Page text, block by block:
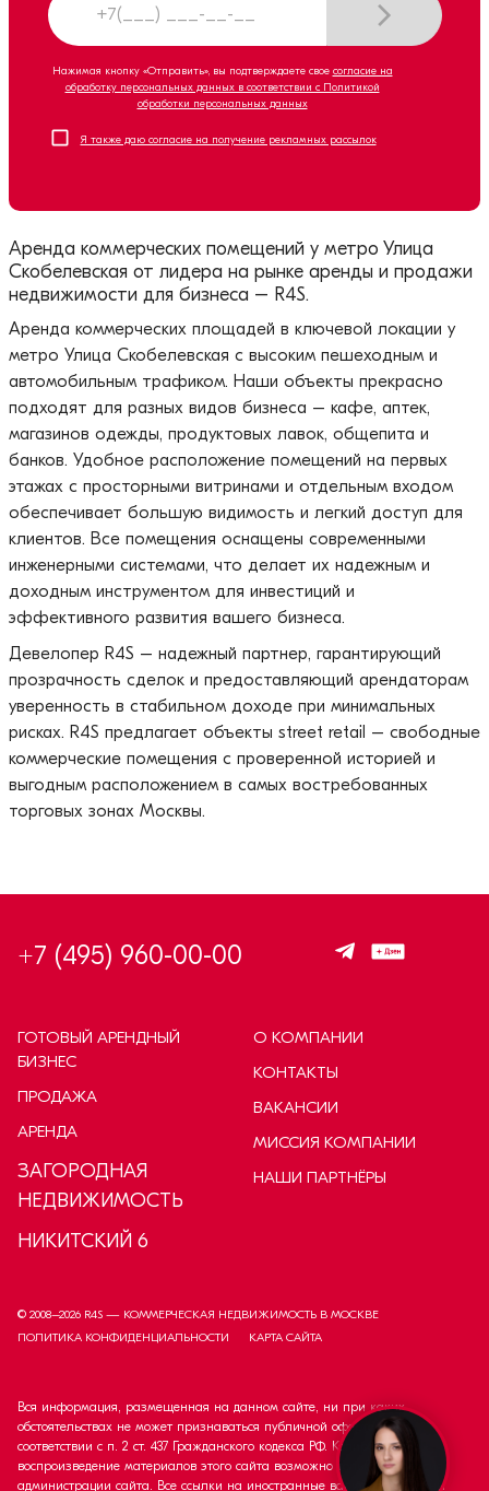
Нажимая кнопку «Отправить», вы подтверждаете свое согласие на
обработку персональных данных в соответствии с Политикой
обработки персональных данных
Я также даю согласие на получение рекламных рассылок
Аренда коммерческих помещений у метро Улица
Скобелевская от лидера на рынке аренды и продажи
недвижимости для бизнеса – R4S.
Аренда коммерческих площадей в ключевой локации у
метро Улица Скобелевская с высоким пешеходным и
автомобильным трафиком. Наши объекты прекрасно
подходят для разных видов бизнеса – кафе, аптек,
магазинов одежды, продуктовых лавок, общепита и
банков. Удобное расположение помещений на первых
этажах с просторными витринами и отдельным входом
обеспечивает большую видимость и легкий доступ для
клиентов. Все помещения оснащены современными
инженерными системами, что делает их надежным и
доходным инструментом для инвестиций и
эффективного развития вашего бизнеса.
Девелопер R4S – надежный партнер, гарантирующий
прозрачность сделок и предоставляющий арендаторам
уверенность в стабильном доходе при минимальных
рисках. R4S предлагает объекты street retail – свободные
коммерческие помещения с проверенной историей и
выгодным расположением в самых востребованных
торговых зонах Москвы.
+7 (495) 960-00-00
ГОТОВЫЙ АРЕНДНЫЙ
БИЗНЕС
ПРОДАЖА
АРЕНДА
ЗАГОРОДНАЯ
НЕДВИЖИМОСТЬ
НИКИТСКИЙ 6
О КОМПАНИИ
КОНТАКТЫ
ВАКАНСИИ
МИССИЯ КОМПАНИИ
НАШИ ПАРТНЁРЫ
© 2008–2026 R4S — КОММЕРЧЕСКАЯ НЕДВИЖИМОСТЬ В МОСКВЕ
ПОЛИТИКА КОНФИДЕНЦИАЛЬНОСТИ
КАРТА САЙТА
Вся информация, размещенная на данном сайте, ни при каких
обстоятельствах не может признаваться публичной офертой в
соответствии с п. 2 ст. 437 Гражданского кодекса РФ. Копирование и
воспроизведение материалов этого сайта возможно только с согласия
администрации сайта. Все ссылки на иностранные валюты приведены